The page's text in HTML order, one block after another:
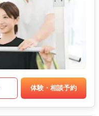
体験・相談予約